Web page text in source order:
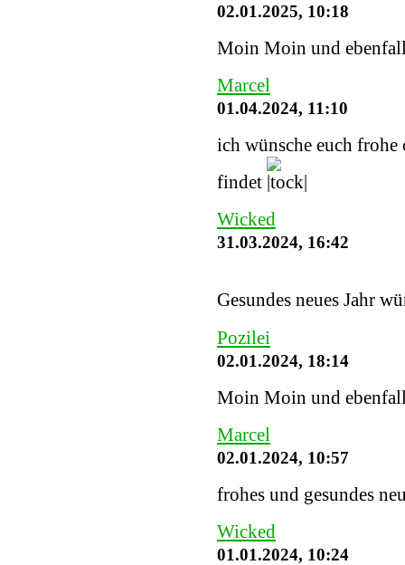
02.01.2025, 10:18
Moin Moin und
Marcel
01.04.2024, 11:10
ich wünsche euch frohe
findet
Wicked
31.03.2024, 16:42
Gesundes neues Jahr
Pozilei
02.01.2024, 18:14
Moin Moin und
Marcel
02.01.2024, 10:57
frohes und gesundes
Wicked
01.01.2024, 10:24